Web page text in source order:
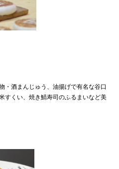
・酒まんじゅう、油揚げで有名な谷口
すくい、焼き鯖寿司のふるまいなど美